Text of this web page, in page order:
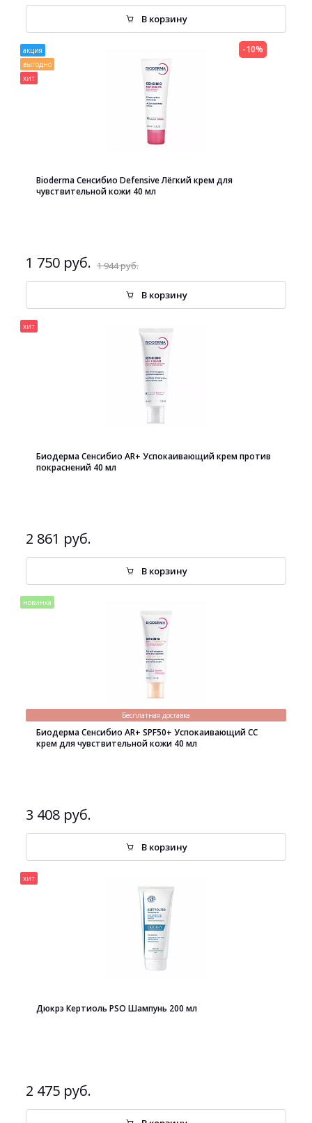
В корзину
акция
выгодно
хит
Bioderma Сенсибио Defensive Лёгкий крем для
чувствительной кожи 40 мл
1 750 руб. 1 944 руб.
-10%
В корзину
хит
Биодерма Сенсибио AR+ Успокаивающий крем против
покраснений 40 мл
2 861 руб.
В корзину
новинка
Бесплатная доставка
Биодерма Сенсибио AR+ SPF50+ Успокаивающий СС
крем для чувствительной кожи 40 мл
3 408 руб.
В корзину
хит
Дюкрэ Кертиоль PSO Шампунь 200 мл
2 475 руб.